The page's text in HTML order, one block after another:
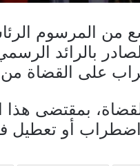
من المرسوم
على القضاة
بمقتضى
أو تعطيل